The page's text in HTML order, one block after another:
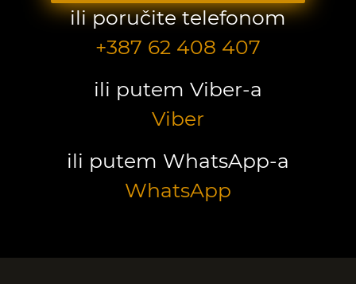
ili poručite telefonom
+387 62 408 407
ili putem Viber-a
Viber
ili putem WhatsApp-a
WhatsApp